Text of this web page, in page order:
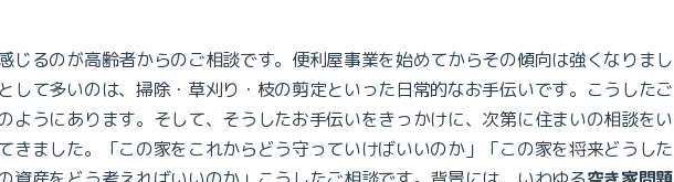
じるのが高齢者からのご相談です。便利屋事業を始めてからその傾向は強くなりまし
して多いのは、掃除・草刈り・枝の剪定といった日常的なお手伝いです。こうしたご
ようにあります。そして、そうしたお手伝いをきっかけに、次第に住まいの相談をい
きました。「この家をこれからどう守っていけばいいのか」「この家を将来どうした